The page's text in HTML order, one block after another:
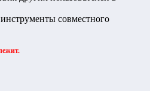
совместного